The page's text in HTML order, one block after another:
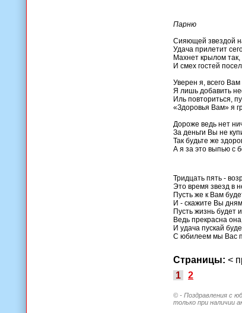
Парню
Сияющей звездой
Удача прилетит
Махнет крылом
И смех гостей
Уверен я, всего
Я лишь добавить
Иль повториться,
«Здоровья Вам» я
Дороже ведь нет
За деньги Вы не
Так будьте же
А я за это выпью с
Тридцать пять -
Это время звезд в
Пусть же к Вам
И - скажите Вы
Пусть жизнь будет
Ведь прекрасна
И удача пускай
С юбилеем мы Вас
Страницы: <
1
2
© - Поздравления с
только при наличии